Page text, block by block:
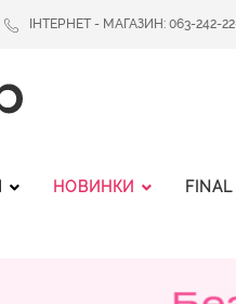
ІНТЕРНЕТ - МАГАЗИН: 063-242-
НОВИНКИ